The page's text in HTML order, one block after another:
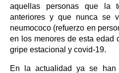
aquellas personas que la
anteriores y que nunca se
neumococo (refuerzo en
en los menores de esta edad
gripe estacional y covid-19.
En la actualidad ya se han